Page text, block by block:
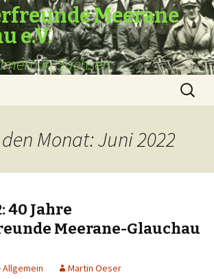
Meerane
e.V.
in Sachsen
Suche
nach:
Monat: Juni 2022
40 Jahre
Meerane-Glauchau
Allgemein Martin Oeser